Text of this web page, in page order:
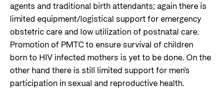
agents and traditional birth attendants; again there is
limited equipment/logistical support for emergency
obstetric care and low utilization of postnatal care.
Promotion of PMTC to ensure survival of children
born to HIV infected mothers is yet to be done. On the
other hand there is still limited support for men's
participation in sexual and reproductive health.